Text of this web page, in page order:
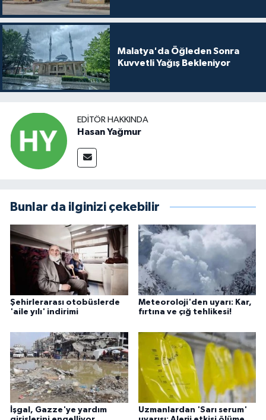
Malatya'da Öğleden Sonra
Kuvvetli Yağış Bekleniyor
EDITÖR HAKKINDA
Hasan Yağmur
Bunlar da ilginizi çekebilir
Şehirlerarası otobüslerde
'aile yılı' indirimi
Meteoroloji'den uyarı: Kar,
fırtına ve çığ tehlikesi!
İşgal, Gazze'ye yardım
Uzmanlardan 'Sarı serum'